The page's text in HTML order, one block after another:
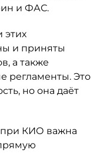
и ФАС.
этих
и приняты
а также
регламенты. Это
но она даёт
при КИО важна